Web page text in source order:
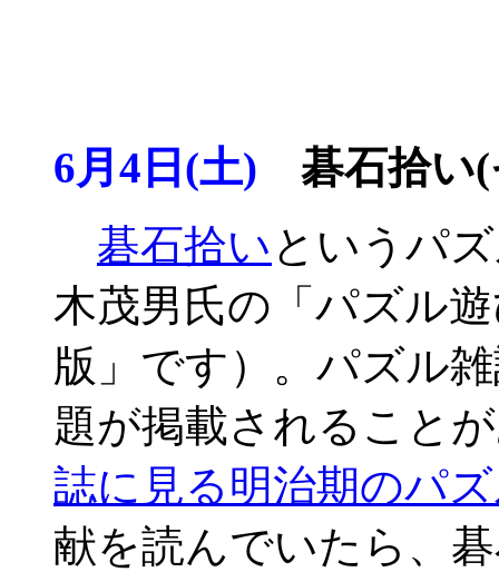
6月4日(土) 碁石拾い(
碁石拾い というパ
木茂男氏の「パズル
版」です）。パズル
題が掲載されること
誌に見る明治期のパ
献を読んでいたら、